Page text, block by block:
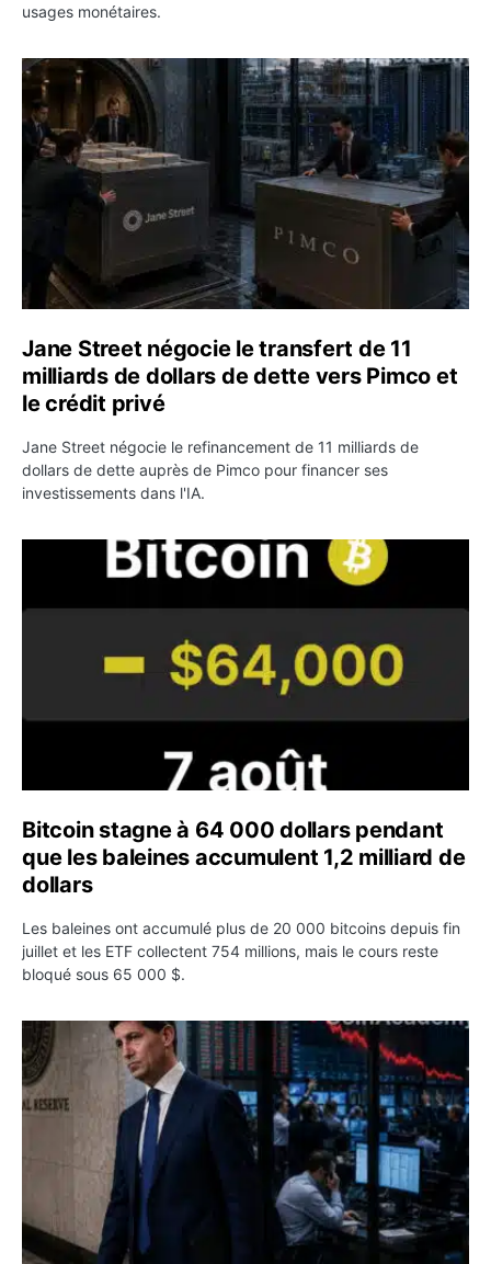
usages monétaires.
Jane Street négocie le transfert de 11 milliards de
Jane Street négocie le transfert de 11
milliards de dollars de dette vers Pimco et
le crédit privé
Jane Street négocie le refinancement de 11 milliards de
dollars de dette auprès de Pimco pour financer ses
investissements dans l'IA.
Bitcoin stagne à 64 000 dollars pendant que les
Bitcoin stagne à 64 000 dollars pendant
que les baleines accumulent 1,2 milliard de
dollars
Les baleines ont accumulé plus de 20 000 bitcoins depuis fin
juillet et les ETF collectent 754 millions, mais le cours reste
bloqué sous 65 000 $.
Kevin Warsh maintient sa communication minimaliste